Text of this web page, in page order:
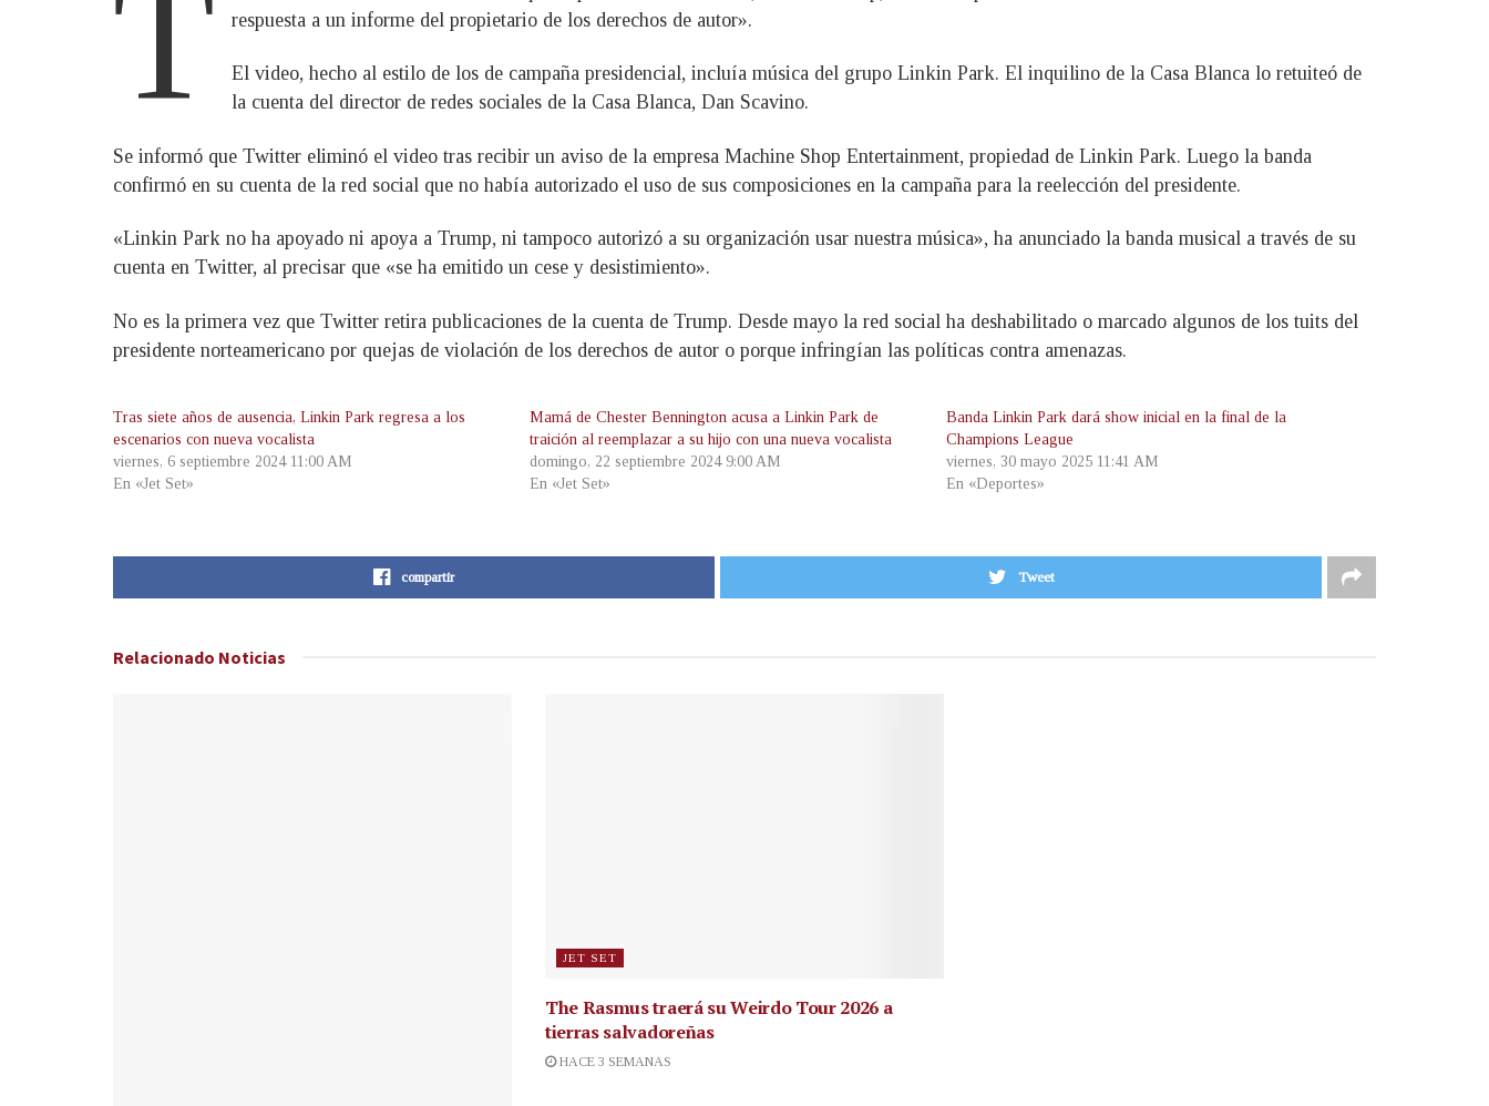
T
respuesta a un informe del propietario de los derechos de autor».
El video, hecho al estilo de los de campaña presidencial, incluía música del grupo Linkin Park. El inquilino de la Casa Blanca lo retuiteó de
la cuenta del director de redes sociales de la Casa Blanca, Dan Scavino.
Se informó que Twitter eliminó el video tras recibir un aviso de la empresa Machine Shop Entertainment, propiedad de Linkin Park. Luego la banda
confirmó en su cuenta de la red social que no había autorizado el uso de sus composiciones en la campaña para la reelección del presidente.
«Linkin Park no ha apoyado ni apoya a Trump, ni tampoco autorizó a su organización usar nuestra música», ha anunciado la banda musical a través de su
cuenta en Twitter, al precisar que «se ha emitido un cese y desistimiento».
No es la primera vez que Twitter retira publicaciones de la cuenta de Trump. Desde mayo la red social ha deshabilitado o marcado algunos de los tuits del
presidente norteamericano por quejas de violación de los derechos de autor o porque infringían las políticas contra amenazas.
Tras siete años de ausencia, Linkin Park regresa a los
escenarios con nueva vocalista
viernes, 6 septiembre 2024 11:00 AM
En «Jet Set»
Mamá de Chester Bennington acusa a Linkin Park de
traición al reemplazar a su hijo con una nueva vocalista
domingo, 22 septiembre 2024 9:00 AM
En «Jet Set»
Banda Linkin Park dará show inicial en la final de la
Champions League
viernes, 30 mayo 2025 11:41 AM
En «Deportes»
compartir Tweet
Relacionado Noticias
JET SET
The Rasmus traerá su Weirdo Tour 2026 a
tierras salvadoreñas
HACE 3 SEMANAS